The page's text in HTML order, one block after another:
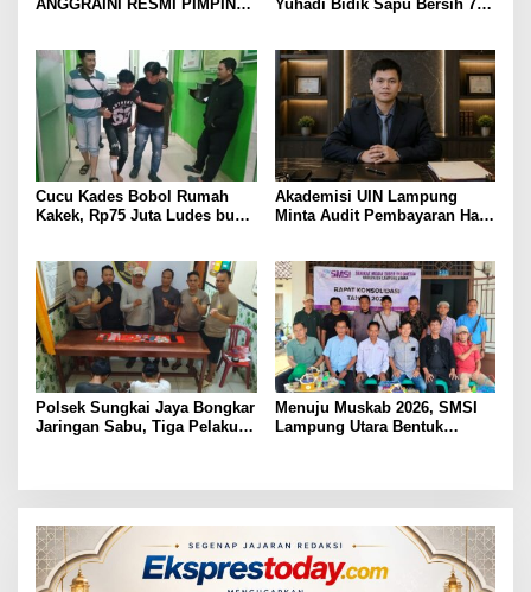
ANGGRAINI RESMI PIMPIN
KAMTIBMAS DAN
PELAYANAN PRESISI
Yuhadi Bidik Sapu Bersih 7
Cucu Kades Bobol Rumah
Kakek, Rp75 Juta Ludes buat
Akademisi UIN Lampung
Minta Audit Pembayaran Hak
Berlarut
Polsek Sungkai Jaya Bongkar
Jaringan Sabu, Tiga Pelaku
Menuju Muskab 2026, SMSI
Lampung Utara Bentuk